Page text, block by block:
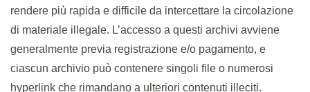
rendere più rapida e difficile da intercettare la circolazione
di materiale illegale. L’accesso a questi archivi avviene
generalmente previa registrazione e/o pagamento, e
ciascun archivio può contenere singoli file o numerosi
hyperlink che rimandano a ulteriori contenuti illeciti.